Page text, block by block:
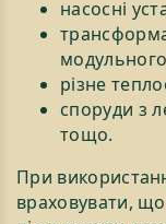
насосні
різне
споруди з
тощо.
При
враховувати,